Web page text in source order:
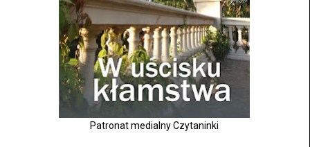
Patronat medialny Czytaninki